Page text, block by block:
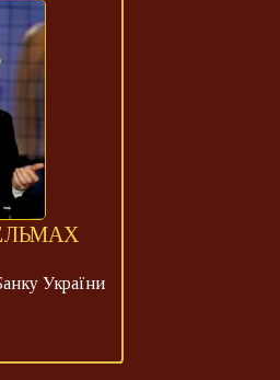
України